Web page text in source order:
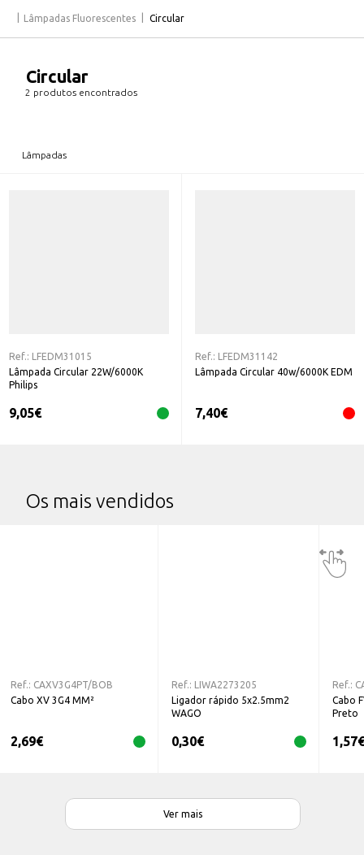
Lâmpadas Fluorescentes Circular
Circular
2 produtos encontrados
Lâmpadas
Ref.:
LFEDM31015
Lâmpada Circular 22W/6000K
Philips
9,05€
Ref.:
LFEDM31142
Lâmpada Circular 40w/6000K EDM
7,40€
Os mais vendidos
Ref.: CAXV3G4PT/BOB
Cabo XV 3G4 MM²
2,69€
Ref.:
LIWA2273205
Ligador rápido 5x2.5mm2
WAGO
0,30€
Ref.:
Cabo
Preto
1,57€
Ver mais